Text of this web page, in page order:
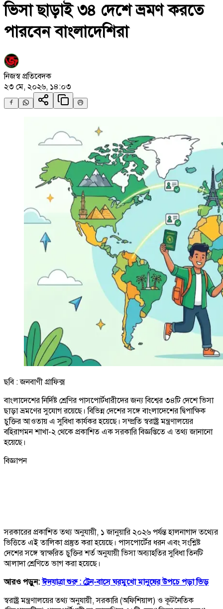
ভিসা ছাড়াই ৩৪ দেশে ভ্রমণ করতে
পারবেন বাংলাদেশিরা
নিজস্ব প্রতিবেদক
২৩ মে, ২০২৬, ১৪:০৩
ছবি : জনবাণী গ্রাফিক্স
বাংলাদেশের নির্দিষ্ট শ্রেণির পাসপোর্টধারীদের জন্য বিশ্বের ৩৪টি দেশে ভিসা
ছাড়া ভ্রমণের সুযোগ রয়েছে। বিভিন্ন দেশের সঙ্গে বাংলাদেশের দ্বিপাক্ষিক
চুক্তির আওতায় এ সুবিধা কার্যকর হয়েছে। সম্প্রতি স্বরাষ্ট্র মন্ত্রণালয়ের
বহিরাগমন শাখা-২ থেকে প্রকাশিত এক সরকারি বিজ্ঞপ্তিতে এ তথ্য জানানো
হয়েছে।
বিজ্ঞাপন
সরকারের প্রকাশিত তথ্য অনুযায়ী, ১ জানুয়ারি ২০২৬ পর্যন্ত হালনাগাদ তথ্যের
ভিত্তিতে এই তালিকা প্রস্তুত করা হয়েছে। পাসপোর্টের ধরন এবং সংশ্লিষ্ট
দেশের সঙ্গে স্বাক্ষরিত চুক্তির শর্ত অনুযায়ী ভিসা অব্যাহতির সুবিধা তিনটি
আলাদা শ্রেণিতে ভাগ করা হয়েছে।
আরও পড়ুন:ঈদযাত্রা শুরু : ট্রেন-বাসে ঘরমুখো মানুষের উপচে পড়া ভিড়
স্বরাষ্ট্র মন্ত্রণালয়ের তথ্য অনুযায়ী, সরকারি (অফিশিয়াল) ও কূটনৈতিক